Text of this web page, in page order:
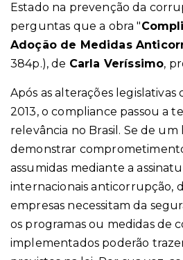
Estado na prevenção da
perguntas que a obra "
Adoção de Medidas
384p.), de Carla Veríssimo,
Após as alterações legislativas
2013, o compliance passou a
relevância no Brasil. Se de um
demonstrar
assumidas mediante a
internacionais anticorrupção,
empresas necessitam da
os programas ou medidas de
implementados poderão